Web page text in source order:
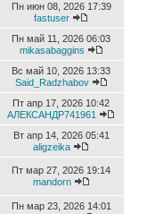
Пн июн 08, 2026 17:39
fastuser
Пн май 11, 2026 06:03
mikasabaggins
Вс май 10, 2026 13:33
Said_Radzhabov
Пт апр 17, 2026 10:42
АЛЕКСАНДР741961
Вт апр 14, 2026 05:41
aligzeika
Пт мар 27, 2026 19:14
mandorn
Пн мар 23, 2026 14:01